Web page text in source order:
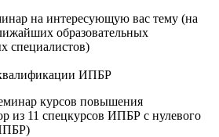
на интересующую вас тему (на
образовательных
специалистов)
ИПБР
курсов повышения
из 11 спецкурсов ИПБР с нулевого